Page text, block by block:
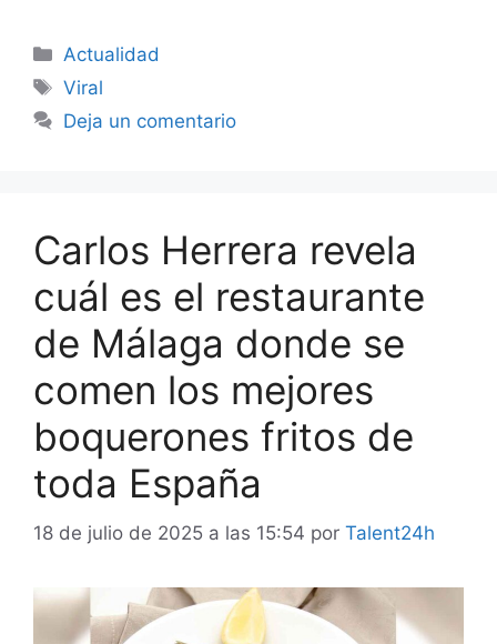
Categorías
Actualidad
Etiquetas
Viral
Deja un comentario
Carlos Herrera revela
cuál es el restaurante
de Málaga donde se
comen los mejores
boquerones fritos de
toda España
18 de julio de 2025 a las 15:54 por Talent24h